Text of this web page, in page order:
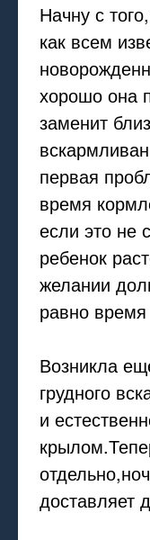
Начну с
как всем
хорошо она
заменит
первая
время
если это не
ребенок
желании
равно
Возникла
грудного
и
доставляет